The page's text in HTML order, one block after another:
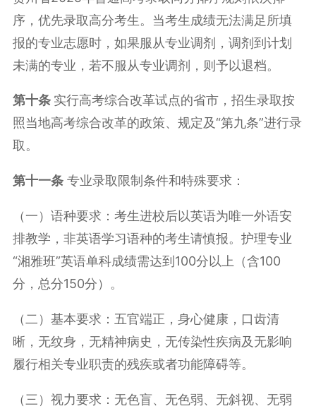
序，优先录取高分考生。当考生成绩无法满足所填
报的专业志愿时，如果服从专业调剂，调剂到计划
未满的专业，若不服从专业调剂，则予以退档。
第十条 实行高考综合改革试点的省市，招生录取按
照当地高考综合改革的政策、规定及“第九条”进行录
取。
第十一条专业录取限制条件和特殊要求：
（一）语种要求：考生进校后以英语为唯一外语安
排教学，非英语学习语种的考生请慎报。护理专业
“湘雅班”英语单科成绩需达到100分以上（含100
分，总分150分）。
（二）基本要求：五官端正，身心健康，口齿清
晰，无纹身，无精神病史，无传染性疾病及无影响
履行相关专业职责的残疾或者功能障碍等。
（三）视力要求：无色盲、无色弱、无斜视、无弱